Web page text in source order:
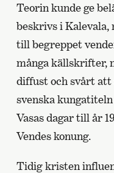
Teorin kunde ge
beskrivs i Kalevala,
till begreppet
många källskrifter,
diffust och svårt att
svenska
Vasas dagar till år
Vendes konung.
Tidig kristen